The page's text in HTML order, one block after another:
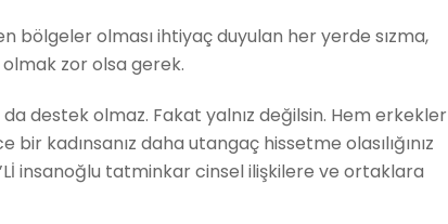
bölgeler olması ihtiyaç duyulan her yerde sızma,
zor olsa gerek.
destek olmaz. Fakat yalnız değilsin. Hem erkekler
kadınsanız daha utangaç hissetme olasılığınız
insanoğlu tatminkar cinsel ilişkilere ve ortaklara